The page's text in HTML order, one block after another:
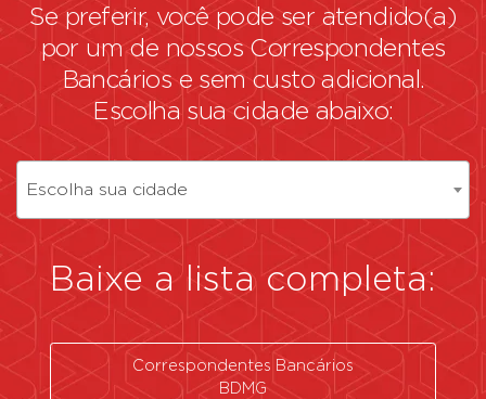
Se preferir, você pode ser atendido(a)
por um de nossosCorrespondentes
Bancáriose sem custo adicional.
Escolha sua cidade abaixo:
Escolha sua cidade
Baixe a lista completa:
Correspondentes Bancários
BDMG